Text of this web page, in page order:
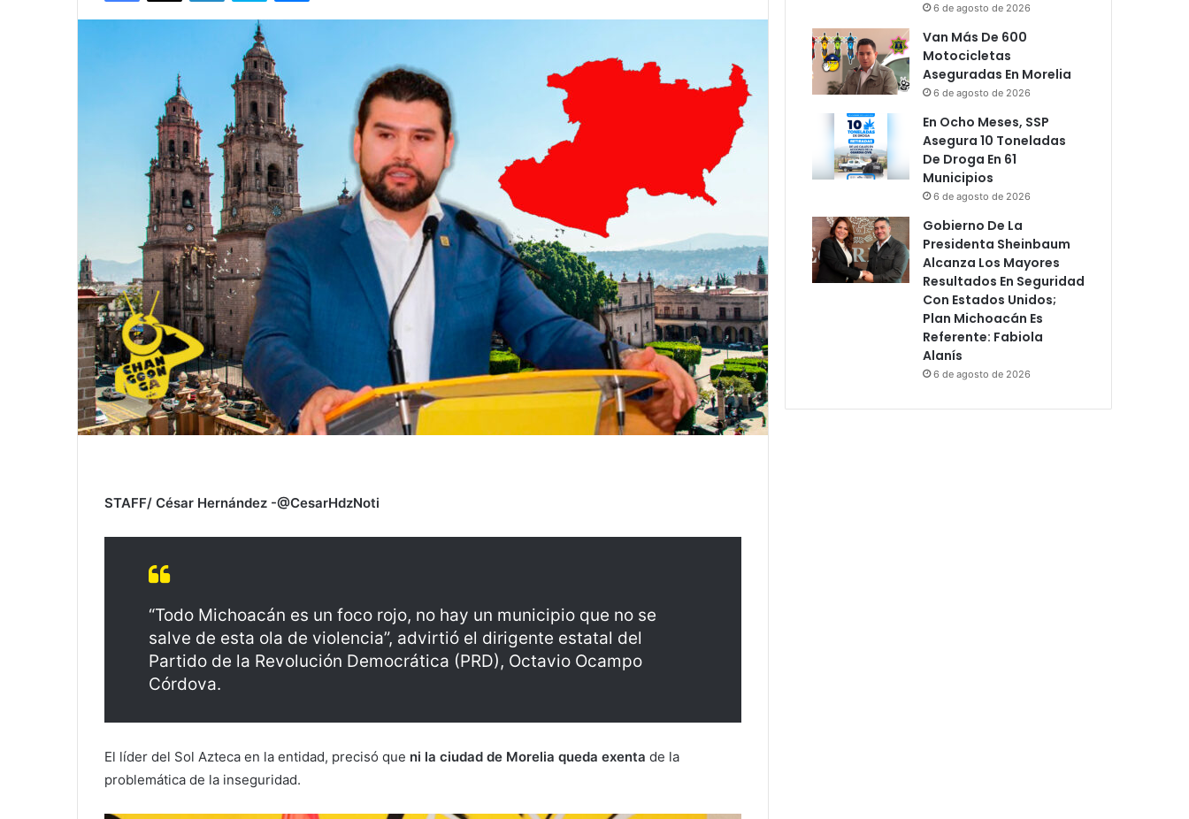
STAFF/ César Hernández -@CesarHdzNoti
“Todo Michoacán es un foco rojo, no hay un municipio que no se
salve de esta ola de violencia”, advirtió el dirigente estatal del
Partido de la Revolución Democrática (PRD), Octavio Ocampo
Córdova.
El líder del Sol Azteca en la entidad, precisó que ni la ciudad de Morelia queda exenta de la
problemática de la inseguridad.
6 de agosto de 2026
Van Más De 600
Motocicletas
Aseguradas En Morelia
6 de agosto de 2026
En Ocho Meses, SSP
Asegura 10 Toneladas
De Droga En 61
Municipios
6 de agosto de 2026
Gobierno De La
Presidenta Sheinbaum
Alcanza Los Mayores
Resultados En Seguridad
Con Estados Unidos;
Plan Michoacán Es
Referente: Fabiola
Alanís
6 de agosto de 2026